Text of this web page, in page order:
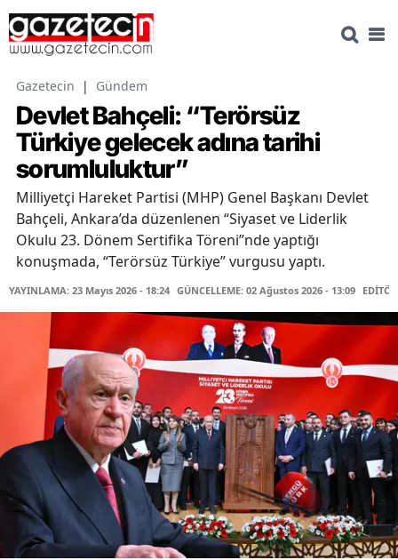
Gazetecin | Gündem
Devlet Bahçeli: “Terörsüz
Türkiye gelecek adına tarihi
sorumluluktur”
Milliyetçi Hareket Partisi (MHP) Genel Başkanı Devlet
Bahçeli, Ankara’da düzenlenen “Siyaset ve Liderlik
Okulu 23. Dönem Sertifika Töreni”nde yaptığı
konuşmada, “Terörsüz Türkiye” vurgusu yaptı.
YAYINLAMA: 23 Mayıs 2026 - 18:24 GÜNCELLEME: 02 Ağustos 2026 - 13:09